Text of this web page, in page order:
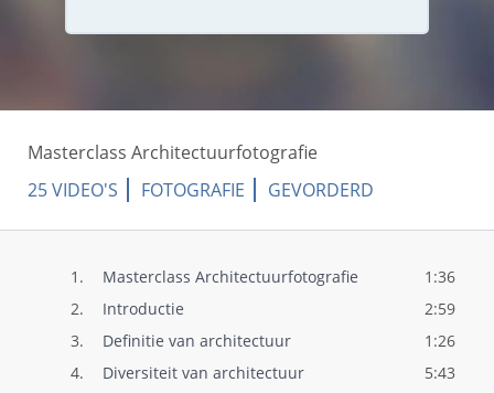
Masterclass Architectuurfotografie
25 VIDEO'S
FOTOGRAFIE GEVORDERD
1. Masterclass Architectuurfotografie
1:36
2.
Introductie
2:59
3.
Definitie van architectuur
1:26
4.
Diversiteit van architectuur
5:43